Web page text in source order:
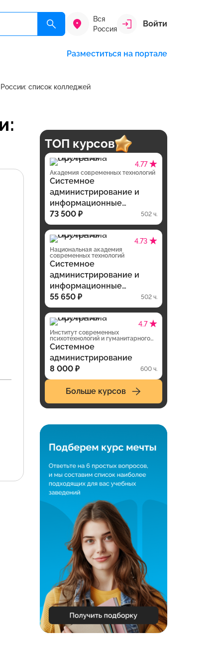
Вся
Россия
Войти
Разместиться на портале
список колледжей
ТОП курсов
4.77
Академия современных технологий
Системное
администрирование и
информационные
технологии, программа
переподготовки
73 500 ₽ 502 ч.
4.73
Национальная академия
современных технологий
Системное
администрирование и
информационные
технологии,
дистанционная программа
обучения
55 650 ₽ 502 ч.
4.7
Институт современных
психотехнологий и гуманитарного
образования
Системное
администрирование
8 000 ₽
600 ч.
Больше курсов